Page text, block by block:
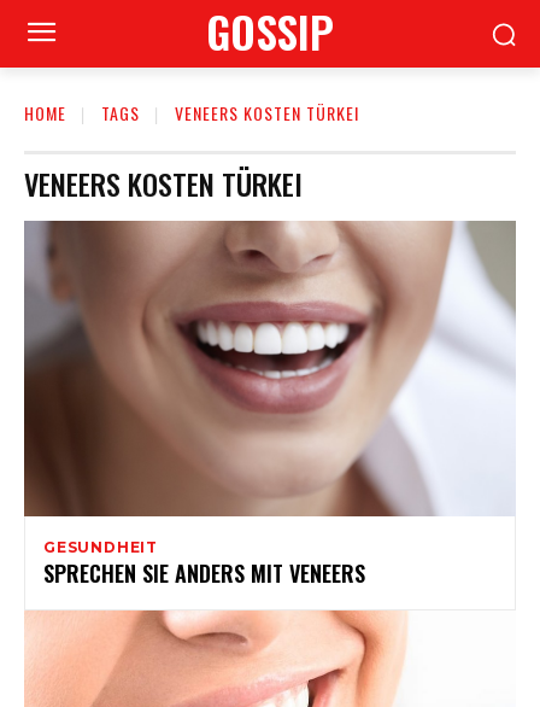
GOSSIP
HOME TAGS VENEERS KOSTEN TÜRKEI
VENEERS KOSTEN TÜRKEI
GESUNDHEIT
SPRECHEN SIE ANDERS MIT VENEERS